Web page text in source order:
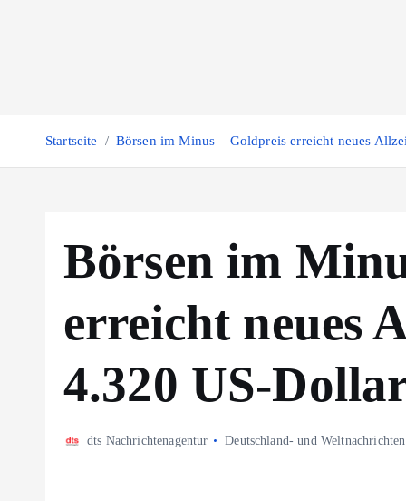
Startseite Börsen im Minus – Goldpreis erreicht neues
Börsen im
erreicht neues
4.320 US-
dts Nachrichtenagentur Deutschland- und Weltnachrichten